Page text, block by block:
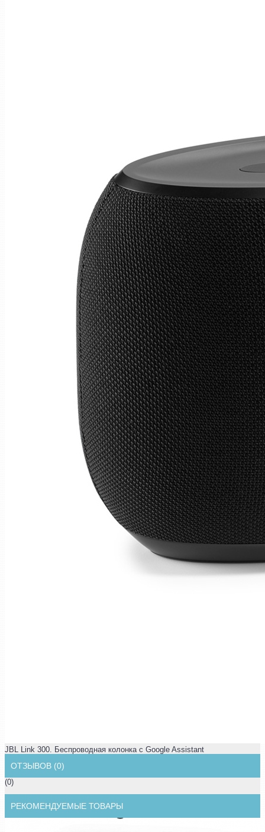
JBL Link 300. Беспроводная колонка с Google Assistant
ОТЗЫВОВ (0)
(0)
РЕКОМЕНДУЕМЫЕ ТОВАРЫ